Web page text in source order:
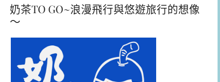
奶茶TO GO~浪漫飛行與悠遊旅行的想像
～